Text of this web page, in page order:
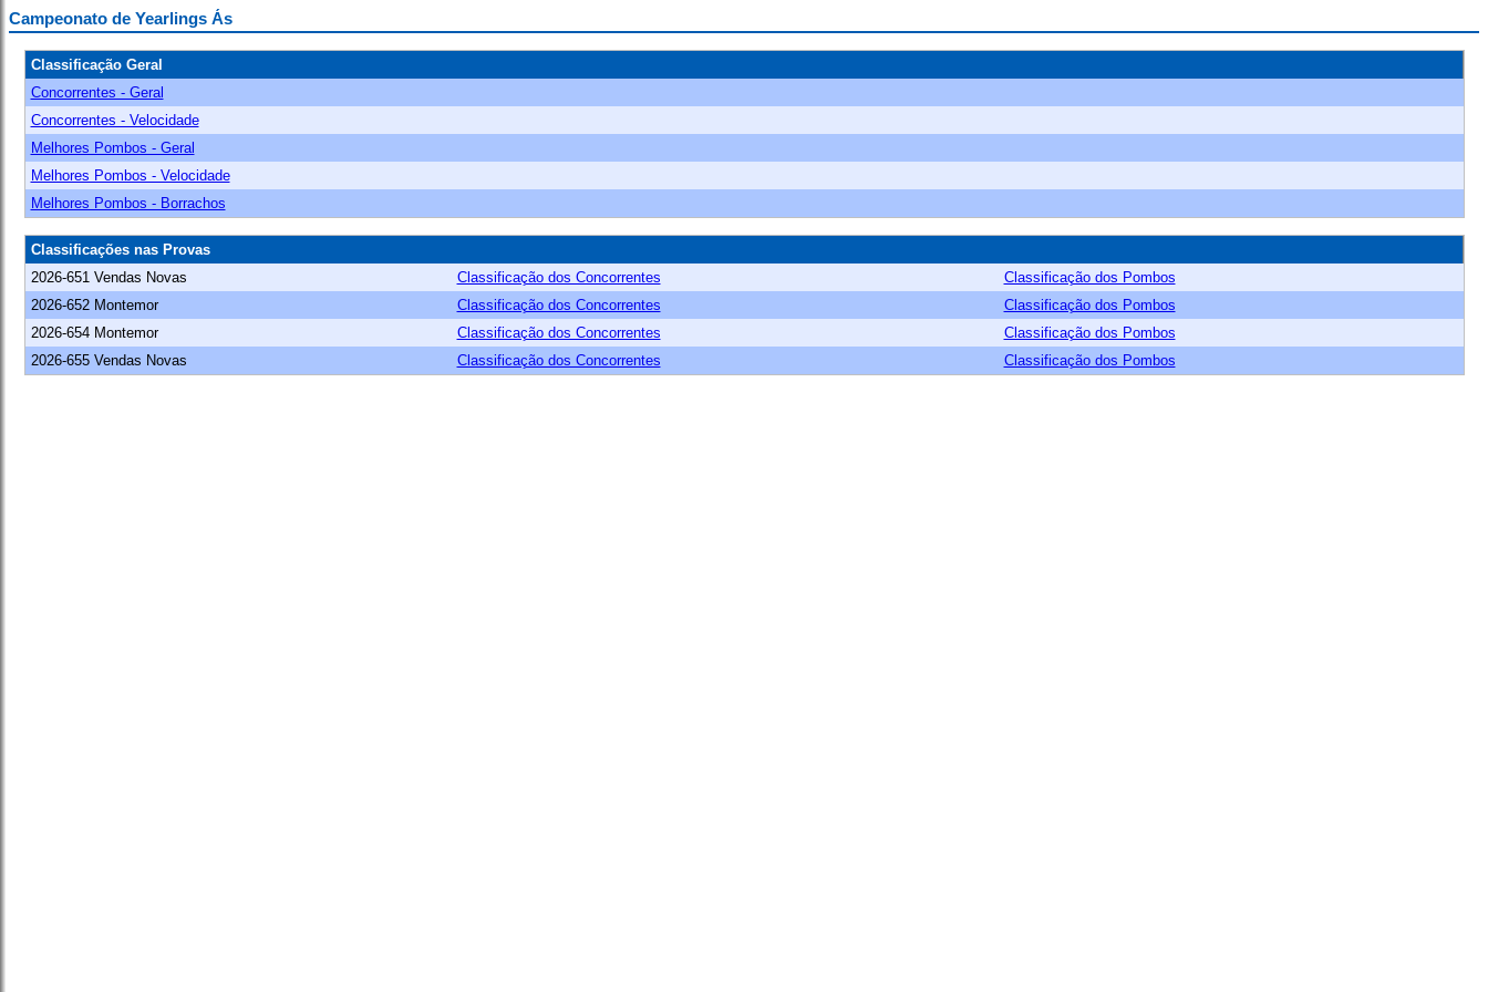
Campeonato de Yearlings Ás
Classificação Geral
Concorrentes - Geral
Concorrentes - Velocidade
Melhores Pombos - Geral
Melhores Pombos - Velocidade
Melhores Pombos - Borrachos
Classificações nas Provas
2026-651 Vendas Novas
Classificação dos Concorrentes
Classificação dos Pombos
2026-652 Montemor
Classificação dos Concorrentes
Classificação dos Pombos
2026-654 Montemor
Classificação dos Concorrentes
Classificação dos Pombos
2026-655 Vendas Novas
Classificação dos Concorrentes Classificação dos Pombos